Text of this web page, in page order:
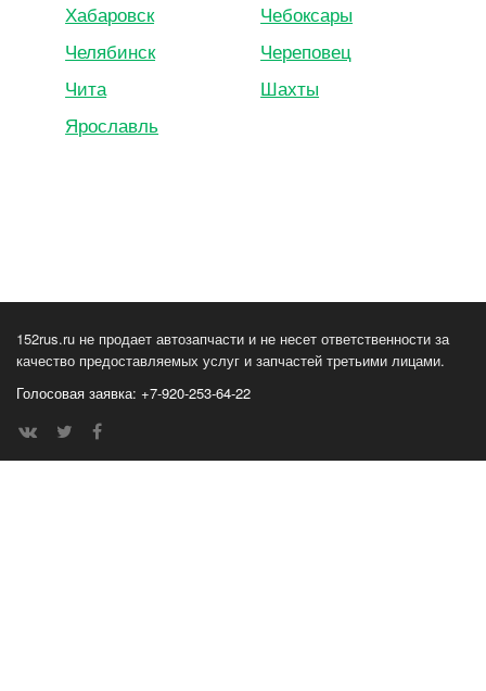
Хабаровск
Чебоксары
Челябинск
Череповец
Чита
Шахты
Ярославль
152rus.ru не продает автозапчасти и не несет ответственности за
качество предоставляемых услуг и запчастей третьими лицами.
Голосовая заявка: +7-920-253-64-22